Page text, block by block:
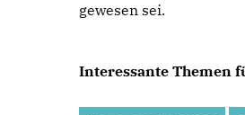
gewesen sei.
Interessante Themen